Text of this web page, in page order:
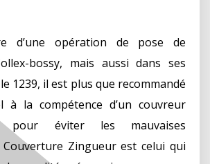
d’une opération de pose de
bossy, mais aussi dans ses
1239, il est plus que recommandé
à la compétence d’un couvreur
pour éviter les mauvaises
Zingueur est celui qui